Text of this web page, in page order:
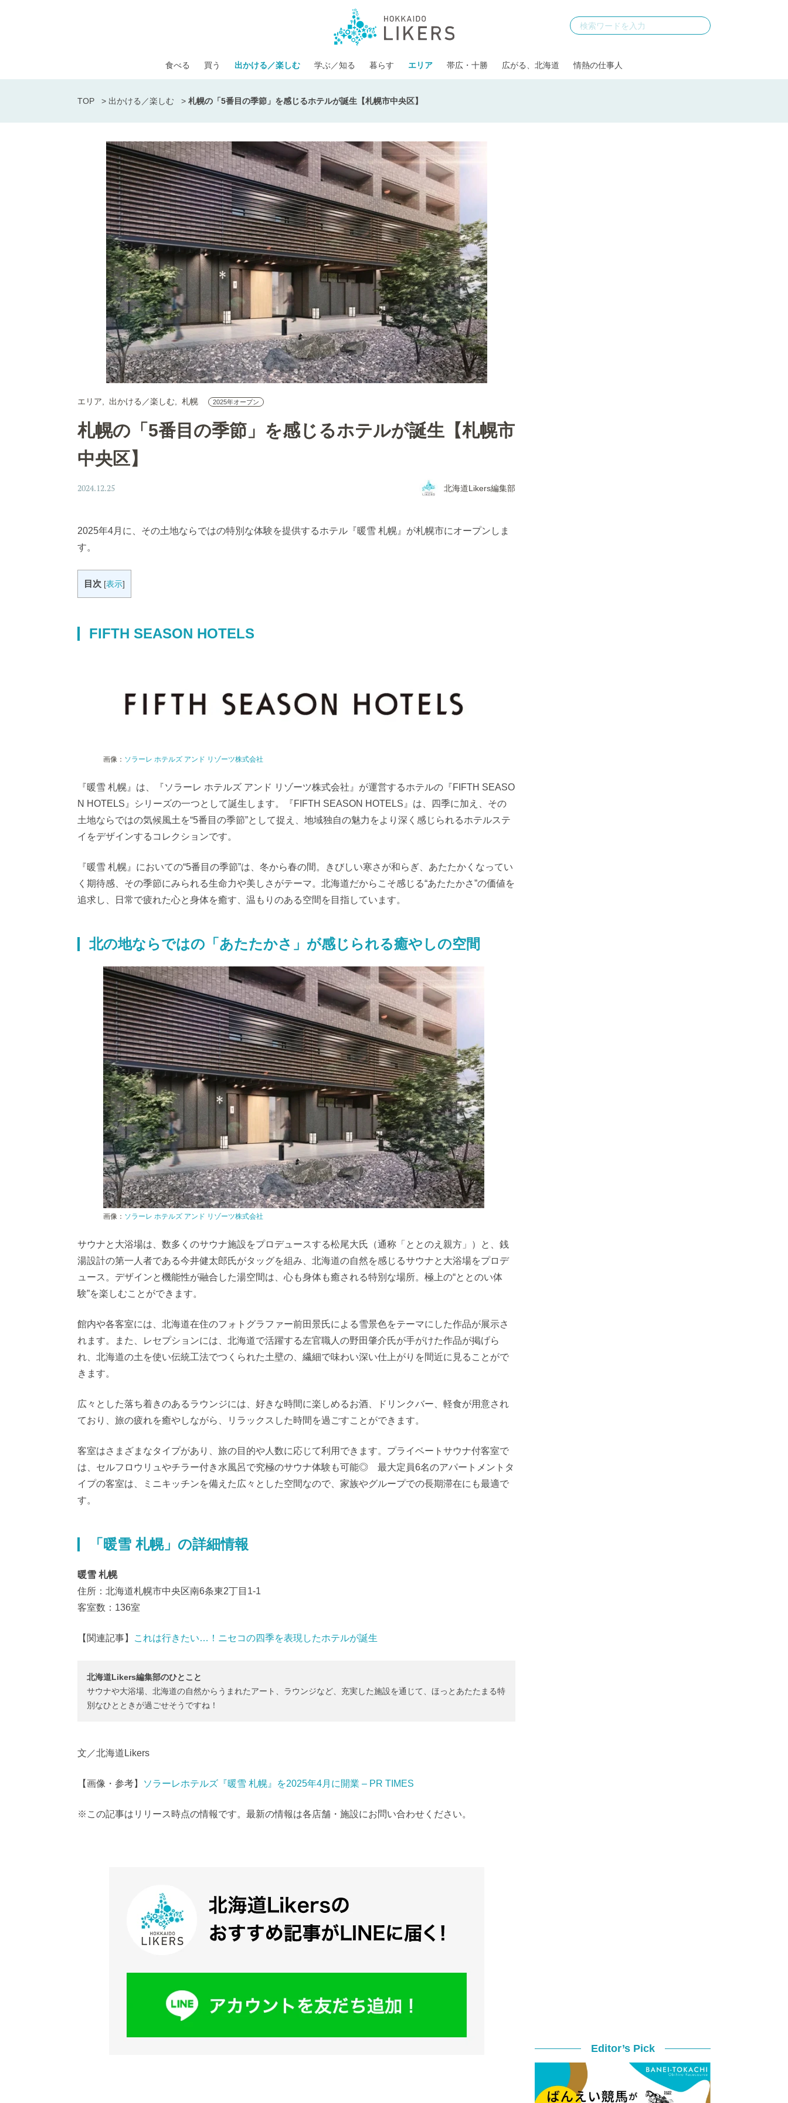
食べる 買う 出かける／楽しむ 学ぶ／知る 暮らす エリア 帯広・十勝 広がる、北海道 情熱の仕事人
TOP > 出かける／楽しむ > 札幌の「5番目の季節」を感じるホテルが誕生【札幌市中央区】
エリア 出かける／楽しむ 札幌 2025年オープン
札幌の「5番目の季節」を感じるホテルが誕生【札幌市
中央区】
2024.12.25 北海道Likers編集部
2025年4月に、その土地ならではの特別な体験を提供するホテル『暖雪 札幌』が札幌市にオープンしま
す。
目次 [表示]
FIFTH SEASON HOTELS
画像： ソラーレ ホテルズ アンド リゾーツ株式会社
『暖雪 札幌』は、『ソラーレ ホテルズ アンド リゾーツ株式会社』が運営するホテルの『FIFTH SEASO
N HOTELS』シリーズの一つとして誕生します。『FIFTH SEASON HOTELS』は、四季に加え、その
土地ならではの気候風土を“5番目の季節”として捉え、地域独自の魅力をより深く感じられるホテルステ
イをデザインするコレクションです。
『暖雪 札幌』においての“5番目の季節”は、冬から春の間。きびしい寒さが和らぎ、あたたかくなってい
く期待感、その季節にみられる生命力や美しさがテーマ。北海道だからこそ感じる“あたたかさ”の価値を
追求し、日常で疲れた心と身体を癒す、温もりのある空間を目指しています。
北の地ならではの「あたたかさ」が感じられる癒やしの空間
画像： ソラーレ ホテルズ アンド リゾーツ株式会社
サウナと大浴場は、数多くのサウナ施設をプロデュースする松尾大氏（通称「ととのえ親方」）と、銭
湯設計の第一人者である今井健太郎氏がタッグを組み、北海道の自然を感じるサウナと大浴場をプロデ
ュース。デザインと機能性が融合した湯空間は、心も身体も癒される特別な場所。極上の“ととのい体
験”を楽しむことができます。
館内や各客室には、北海道在住のフォトグラファー前田景氏による雪景色をテーマにした作品が展示さ
れます。また、レセプションには、北海道で活躍する左官職人の野田肇介氏が手がけた作品が掲げら
れ、北海道の土を使い伝統工法でつくられた土壁の、繊細で味わい深い仕上がりを間近に見ることがで
きます。
広々とした落ち着きのあるラウンジには、好きな時間に楽しめるお酒、ドリンクバー、軽食が用意され
ており、旅の疲れを癒やしながら、リラックスした時間を過ごすことができます。
客室はさまざまなタイプがあり、旅の目的や人数に応じて利用できます。プライベートサウナ付客室で
は、セルフロウリュやチラー付き水風呂で究極のサウナ体験も可能◎ 最大定員6名のアパートメントタ
イプの客室は、ミニキッチンを備えた広々とした空間なので、家族やグループでの長期滞在にも最適で
す。
「暖雪 札幌」の詳細情報
暖雪 札幌
住所：北海道札幌市中央区南6条東2丁目1-1
客室数：136室
【関連記事】 これは行きたい…！ニセコの四季を表現したホテルが誕生
北海道Likers編集部のひとこと
サウナや大浴場、北海道の自然からうまれたアート、ラウンジなど、充実した施設を通じて、ほっとあたたまる特
別なひとときが過ごせそうですね！
文／北海道Likers
【画像・参考】 ソラーレホテルズ『暖雪 札幌』を2025年4月に開業 – PR TIMES
※この記事はリリース時点の情報です。最新の情報は各店舗・施設にお問い合わせください。
Editor’s Pick